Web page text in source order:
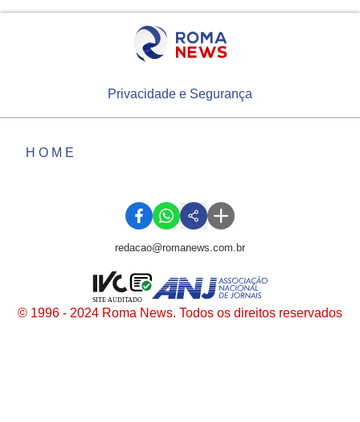
Privacidade e Segurança
HOME
redacao@romanews.com.br
© 1996 - 2024 Roma News. Todos os direitos reservados
SITE AUDITADO